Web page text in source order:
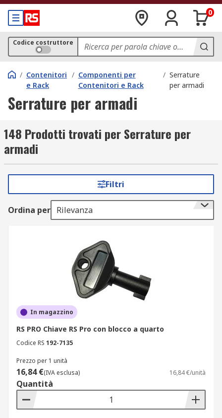
0
Codice costruttore
/ Contenitori
e Rack
/ Componenti per
Contenitori e Rack
/ Serrature
per armadi
Serrature per armadi
148 Prodotti trovati per Serrature per
armadi
Filtri
Ordina per Rilevanza
In magazzino
RS PRO Chiave RS Pro con blocco a quarto
Codice RS 192-7135
Prezzo per 1 unità
16,84 €(IVA esclusa) 16,84 €/unità
Quantità